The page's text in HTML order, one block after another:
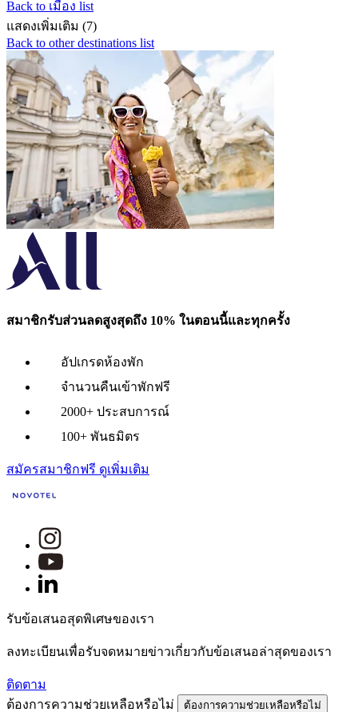
Back to เมือง list
แสดงเพิ่มเติม (7)
Back to other destinations list
สมาชิกรับส่วนลดสูงสุดถึง 10% ในตอนนี้และทุกครั้ง
อัปเกรดห้องพัก
จำนวนคืนเข้าพักฟรี
2000+ ประสบการณ์
100+ พันธมิตร
สมัครสมาชิกฟรี ดูเพิ่มเติม
รับข้อเสนอสุดพิเศษของเรา
ลงทะเบียนเพื่อรับจดหมายข่าวเกี่ยวกับข้อเสนอล่าสุดของเรา
ติดตาม
ต้องการความช่วยเหลือหรือไม่
ต้องการความช่วยเหลือหรือไม่